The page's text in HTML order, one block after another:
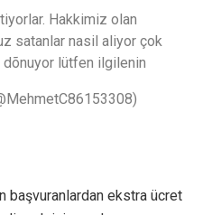
Hakkimiz olan
satanlar nasil aliyor çok
lütfen ilgilenin
başvuranlardan ekstra ücret